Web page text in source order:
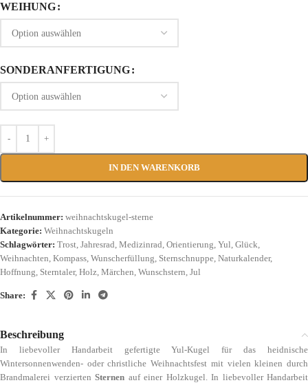
WEIHUNG
SONDERANFERTIGUNG
IN DEN WARENKORB
Artikelnummer: weihnachtskugel-sterne
Kategorie: Weihnachtskugeln
Schlagwörter: Trost, Jahresrad, Medizinrad, Orientierung, Yul, Glück,
Weihnachten, Kompass, Wunscherfüllung, Sternschnuppe, Naturkalender,
Hoffnung, Sterntaler, Holz, Märchen, Wunschstern, Jul
Share:
Beschreibung
In liebevoller Handarbeit gefertigte Yul-Kugel für das heidnische
Wintersonnenwenden- oder christliche Weihnachtsfest mit vielen kleinen durch
Brandmalerei verzierten Sternen auf einer Holzkugel. In liebevoller Handarbeit